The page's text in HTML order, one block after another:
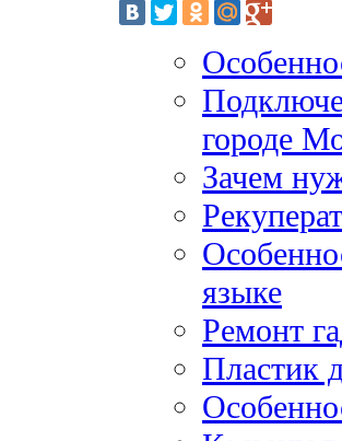
городе
Зачем
языке
Ремонт
Пластик